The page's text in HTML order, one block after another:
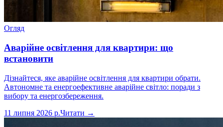
Огляд
Аварійне освітлення для квартири: що
встановити
Дізнайтеся, яке аварійне освітлення для квартири обрати.
Автономне та енергоефективне аварійне світло: поради з
вибору та енергозбереження.
11 липня 2026 р.Читати →